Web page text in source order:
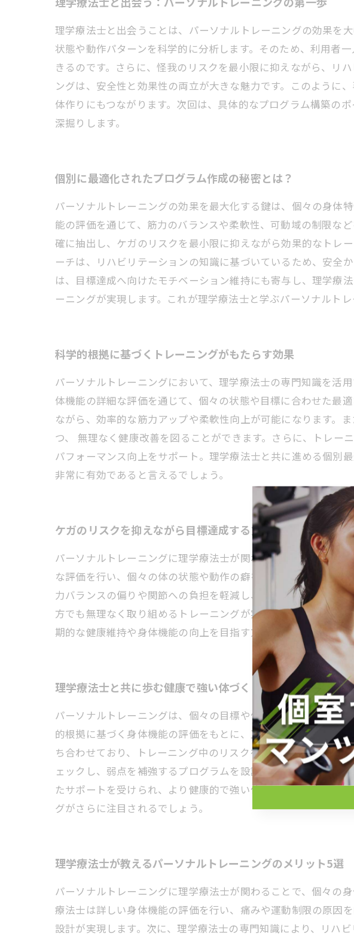
理学療法士と出会うことは、パーソナルトレーニングの効果を
状態や動作パターンを科学的に分析します。そのため、利用者
きるのです。さらに、怪我のリスクを最小限に抑えながら、リ
ングは、安全性と効果性の両立が大きな魅力です。このように
体作りにもつながります。次回は、具体的なプログラム構築の
深掘りします。
個別に最適化されたプログラム作成の秘密とは？
パーソナルトレーニングの効果を最大化する鍵は、個々の身体
能の評価を通じて、筋力のバランスや柔軟性、可動域の制限な
確に抽出し、ケガのリスクを最小限に抑えながら効果的なトレ
ーチは、リハビリテーションの知識に基づいているため、安全
は、目標達成へ向けたモチベーション維持にも寄与し、理学療
ーニングが実現します。これが理学療法士と学ぶパーソナルト
科学的根拠に基づくトレーニングがもたらす効果
パーソナルトレーニングにおいて、理学療法士の専門知識を活
体機能の詳細な評価を通じて、個々の状態や目標に合わせた最
ながら、効率的な筋力アップや柔軟性向上が可能になります。
つ、 無理なく健康改善を図ることができます。さらに、トレ
パフォーマンス向上をサポート。理学療法士と共に進める個別
非常に有効であると言えるでしょう。
ケガのリスクを抑えながら目標達成する方法
パーソナルトレーニングに理学療法士が関わることで、ケガの
な評価を行い、個々の体の状態や動作の癖を把握。その上で、
力バランスの偏りや関節への負担を軽減し、怪我の予防につな
方でも無理なく取り組めるトレーニングが実現します。理学療
期的な健康維持や身体機能の向上を目指す方に特に有効です。
理学療法士と共に歩む健康で強い体づくりの未来
パーソナルトレーニングは、個々の目標や体の状態を考慮して
的根拠に基づく身体機能の評価をもとに、正確かつ安全なトレ
ち合わせており、トレーニング中のリスクを最小限に抑えなが
ェックし、弱点を補強するプログラムを設計することが可能で
たサポートを受けられ、より健康的で強い体づくりを目指せま
グがさらに注目されるでしょう。
理学療法士が教えるパーソナルトレーニングのメリット5選
パーソナルトレーニングに理学療法士が関わることで、個々の
療法士は詳しい身体機能の評価を行い、痛みや運動制限の原因
設計が実現します。次に、理学療法士の専門知識により、リハ